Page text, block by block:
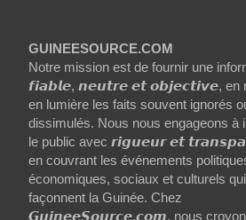
GUINEESOURCE.COM
Notre mission est de fournir une
𝙛𝙞𝙖𝙗𝙡𝙚, 𝙣𝙚𝙪𝙩𝙧𝙚 𝙚𝙩 𝙤𝙗𝙟𝙚𝙘𝙩𝙞𝙫𝙚, en
en lumière les faits souvent ignorés
dissimulés. Nous nous engageons à
le public avec 𝙧𝙞𝙜𝙪𝙚𝙪𝙧 𝙚𝙩
en couvrant les événements
économiques, sociaux et culturels qui
façonnent la Guinée. Chez
𝙂𝙪𝙞𝙣𝙚𝙚𝙎𝙤𝙪𝙧𝙘𝙚.𝙘𝙤𝙢, nous